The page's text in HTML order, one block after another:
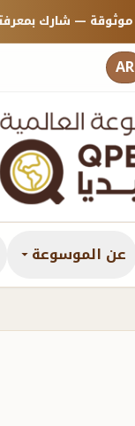
AR
عن الموسوعة